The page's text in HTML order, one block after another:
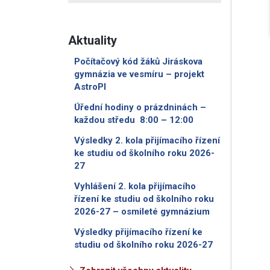
Aktuality
Počítačový kód žáků Jiráskova
gymnázia ve vesmíru – projekt
AstroPI
Úřední hodiny o prázdninách –
každou středu 8:00 – 12:00
Výsledky 2. kola přijímacího řízení
ke studiu od školního roku 2026-
27
Vyhlášení 2. kola přijímacího
řízení ke studiu od školního roku
2026-27 – osmileté gymnázium
Výsledky přijímacího řízení ke
studiu od školního roku 2026-27